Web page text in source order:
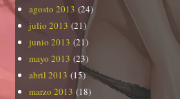
agosto 2013 (24)
julio 2013 (21)
junio 2013 (21)
mayo 2013 (23)
abril 2013 (15)
marzo 2013 (18)